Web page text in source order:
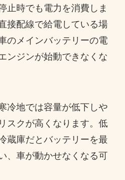
止時でも電力を消費しま
接配線で給電している場
のメインバッテリーの電
ンジンが始動できなくな
冷地では容量が低下しや
スクが高くなります。低
蔵庫だとバッテリーを最
、車が動かせなくなる可